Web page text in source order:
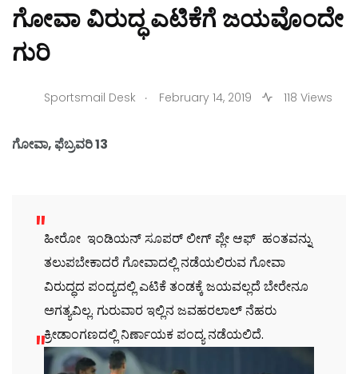
ಗೋವಾ ವಿರುದ್ಧ ಎಟಿಕೆಗೆ ಜಯವೊಂದೇ
ಗುರಿ
Sportsmail Desk . February 14, 2019 118 Views
ಗೋವಾ, ಫೆಬ್ರವರಿ 13
ಹೀರೋ ಇಂಡಿಯನ್ ಸೂಪರ್ ಲೀಗ್ ಪ್ಲೇ ಆಫ್ ಹಂತವನ್ನು
ತಲುಪಬೇಕಾದರೆ ಗೋವಾದಲ್ಲಿ ನಡೆಯಲಿರುವ ಗೋವಾ
ವಿರುದ್ಧದ ಪಂದ್ಯದಲ್ಲಿ ಎಟಿಕೆ ತಂಡಕ್ಕೆ ಜಯವಲ್ಲದೆ ಬೇರೇನೂ
ಅಗತ್ಯವಿಲ್ಲ. ಗುರುವಾರ ಇಲ್ಲಿನ ಜವಹರಲಾಲ್ ನೆಹರು
ಕ್ರೀಡಾಂಗಣದಲ್ಲಿ ನಿರ್ಣಾಯಕ ಪಂದ್ಯ ನಡೆಯಲಿದೆ.